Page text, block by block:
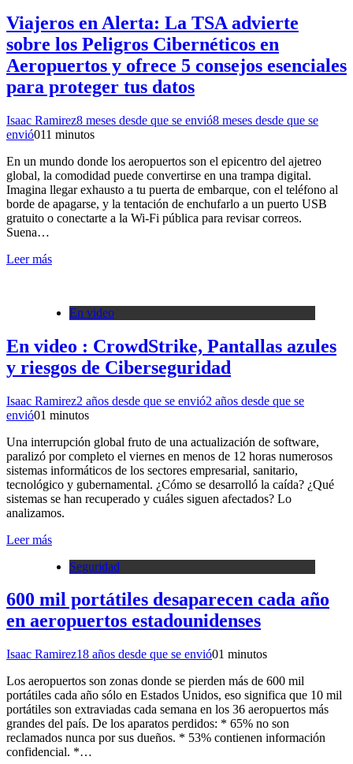
Viajeros en Alerta: La TSA advierte
sobre los Peligros Cibernéticos en
Aeropuertos y ofrece 5 consejos esenciales
para proteger tus datos
Isaac Ramirez8 meses desde que se envió8 meses desde que se
envió011 minutos
En un mundo donde los aeropuertos son el epicentro del ajetreo
global, la comodidad puede convertirse en una trampa digital.
Imagina llegar exhausto a tu puerta de embarque, con el teléfono al
borde de apagarse, y la tentación de enchufarlo a un puerto USB
gratuito o conectarte a la Wi-Fi pública para revisar correos.
Suena…
Leer más
En video
En video : CrowdStrike, Pantallas azules
y riesgos de Ciberseguridad
Isaac Ramirez2 años desde que se envió2 años desde que se
envió01 minutos
Una interrupción global fruto de una actualización de software,
paralizó por completo el viernes en menos de 12 horas numerosos
sistemas informáticos de los sectores empresarial, sanitario,
tecnológico y gubernamental. ¿Cómo se desarrolló la caída? ¿Qué
sistemas se han recuperado y cuáles siguen afectados? Lo
analizamos.
Leer más
Seguridad
600 mil portátiles desaparecen cada año
en aeropuertos estadounidenses
Isaac Ramirez18 años desde que se envió01 minutos
Los aeropuertos son zonas donde se pierden más de 600 mil
portátiles cada año sólo en Estados Unidos, eso significa que 10 mil
portátiles son extraviadas cada semana en los 36 aeropuertos más
grandes del país. De los aparatos perdidos: * 65% no son
reclamados nunca por sus dueños. * 53% contienen información
confidencial. *…